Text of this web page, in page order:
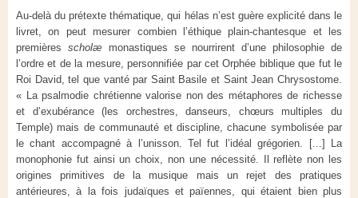
Au-delà du prétexte thématique, qui hélas n’est guère explicité dans le
livret, on peut mesurer combien l’éthique plain-chantesque et les
premières scholæ monastiques se nourrirent d’une philosophie de
l’ordre et de la mesure, personnifiée par cet Orphée biblique que fut le
Roi David, tel que vanté par Saint Basile et Saint Jean Chrysostome.
« La psalmodie chrétienne valorise non des métaphores de richesse
et d’exubérance (les orchestres, danseurs, chœurs multiples du
Temple) mais de communauté et discipline, chacune symbolisée par
le chant accompagné à l’unisson. Tel fut l’idéal grégorien. [...] La
monophonie fut ainsi un choix, non une nécessité. Il reflète non les
origines primitives de la musique mais un rejet des pratiques
antérieures, à la fois judaïques et païennes, qui étaient bien plus